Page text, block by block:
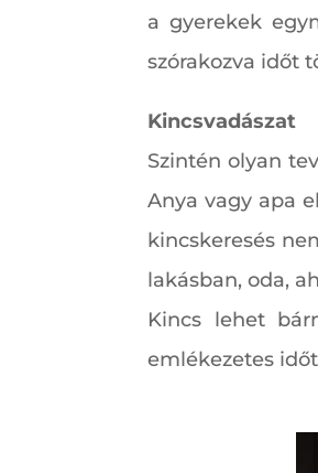
a gyerekek
szórakozva időt
Kincsvadászat
Szintén olyan
Anya vagy apa
kincskeresés
lakásban, oda,
Kincs lehet
emlékezetes